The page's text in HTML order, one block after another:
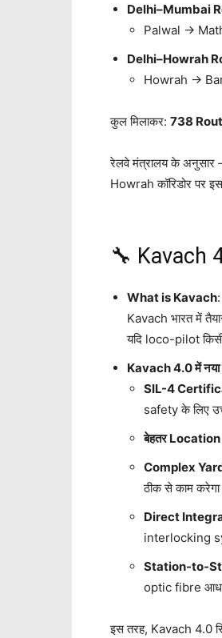
Delhi–Mumbai
Palwal →
Delhi–Howrah
Howrah →
कुल मिलाकर: 738
रेलवे मंत्रालय के अनुसार
Howrah कॉरिडोर पर
🔧 Kavach
What is Kavach:
Kavach भारत में
यदि loco-pilot
Kavach 4.0 में नया
SIL-4
safety के लिए
बेहतर
Complex
ठीक से काम
Direct
interlocking
Station-to-
optic fibre
इस तरह, Kavach 4.0